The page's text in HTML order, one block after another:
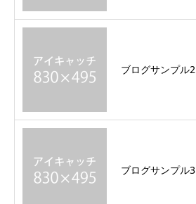
ブログサンプル2
ブログサンプル3